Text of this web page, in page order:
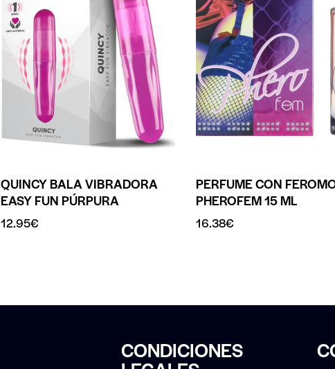
QUINCY BALA VIBRADORA
EASY FUN PÚRPURA
12.95€
PERFUME CON
PHEROFEM 15 ML
16.38€
CONDICIONES